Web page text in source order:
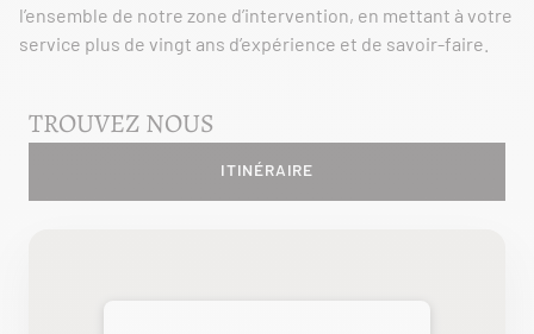
l’ensemble de notre zone d’intervention, en mettant à votre
service plus de vingt ans d’expérience et de savoir-faire.
TROUVEZ NOUS
ITINÉRAIRE